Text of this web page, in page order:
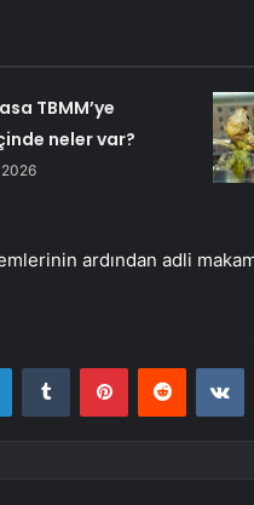
TBMM’ye
neler var?
ardından adli
LinkedInTumblr PinterestReddit